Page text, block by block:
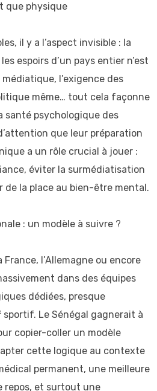
que physique
il y a l’aspect invisible : la
espoirs d’un pays entier n’est
l’exigence des
même… tout cela façonne
santé psychologique des
que leur préparation
a un rôle crucial à jouer :
éviter la surmédiatisation
de la place au bien-être mental.
: un modèle à suivre ?
l’Allemagne ou encore
dans des équipes
dédiées, presque
Le Sénégal gagnerait à
copier-coller un modèle
cette logique au contexte
permanent, une meilleure
repos, et surtout une